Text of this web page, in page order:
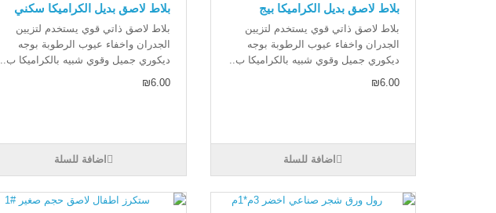
بلاط لاصق بديل الكراميكا بيج
بلاط لاصق ذاتي قوي يستخدم لتزيين
الجدران واخفاء عيوب الرطوبة بوجه
ديكوري جميل وقوي شبيه بالكراميكا ب..
₪6.00
اضافة للسلة
بلاط لاصق بديل الكراميكا سكني
بلاط لاصق ذاتي قوي يستخدم لتزيين
الجدران واخفاء عيوب الرطوبة بوجه
ديكوري جميل وقوي شبيه بالكراميكا ب..
₪6.00
اضافة للسلة